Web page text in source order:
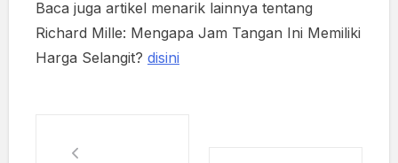
Baca juga artikel menarik lainnya tentang
Richard Mille: Mengapa Jam Tangan Ini Memiliki
Harga Selangit? disini